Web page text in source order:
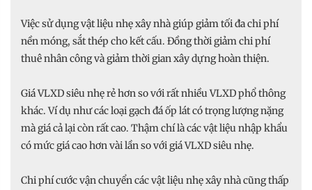
Việc sử dụng vật liệu nhẹ xây nhà giúp giảm tối đa chi phí
nền móng, sắt thép cho kết cấu. Đồng thời giảm chi phí
thuê nhân công và giảm thời gian xây dựng hoàn thiện.
Giá VLXD siêu nhẹ rẻ hơn so với rất nhiều VLXD phổ thông
khác. Ví dụ như các loại gạch đá ốp lát có trọng lượng nặng
mà giá cả lại còn rất cao. Thậm chí là các vật liệu nhập khẩu
có mức giá cao hơn vài lần so với giá VLXD siêu nhẹ.
Chi phí cước vận chuyển các vật liệu nhẹ xây nhà cũng thấp